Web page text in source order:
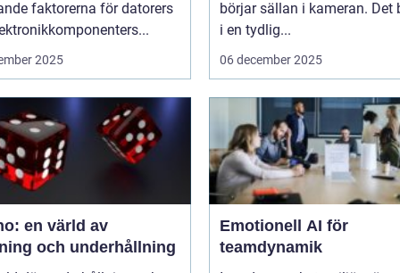
faktorerna för datorers
2025
börjar sällan i kameran. Det
i en tydlig...
06 december 2025
en värld av
och underhållning
Emotionell AI för
teamdynamik